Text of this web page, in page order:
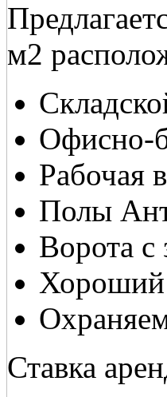
м2
Офисно-
Рабочая
Полы
Ворота с
Хороший
Ставка